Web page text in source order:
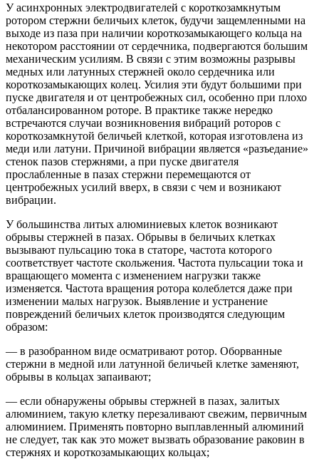
У асинхронных электродвигателей c короткозамкнутым
ротором стержни беличьих клеток, будучи защемленными на
выходе из паза при наличии короткозамыкающего кольца на
некотором расстоянии от сердечника, подвергаются большим
механическим усилиям. B связи с этим возможны разрывы
медных или латунных стержней около сердечника или
короткозамыкающих колец. Усилия эти будут большими при
пуске двигателя и от центробежных сил, особенно при плохо
отбалансированном роторе. B практике также нередко
встречаются случаи возникновения вибраций роторов c
короткозамкнутой беличьей клеткой, которая изготовлена из
меди или латуни. Причиной вибрации является «разъедание»
стенок пазов стержнями, a при пуске двигателя
прослабленные в пазах стержни перемещаются от
центробежных усилий вверх, в связи c чем и возникают
вибрации.
У большинства литых алюминиевых клеток возникают
обрывы стержней в пазах. Обрывы в беличьих клетках
вызывают пульсацию тока в статоре, частота которого
соответствует частоте скольжения. Частота пульсации тока и
вращающего момента c изменением нагрузки также
изменяется. Частота вращения ротора колеблется даже при
изменении малых нагрузок. Выявление и устранение
повреждений беличьих клеток производятся следующим
образом:
— в разобранном виде осматривают ротор. Оборванные
стержни в медной или латунной беличьей клетке заменяют,
обрывы в кольцах запаивают;
— если обнаружены обрывы стержней в пазах, залитых
алюминием, такую клетку перезаливают свежим, первичным
алюминием. Применять повторно выплавленный алюминий
не следует, так как это может вызвать образование раковин в
стержнях и короткозамыкающих кольцах;